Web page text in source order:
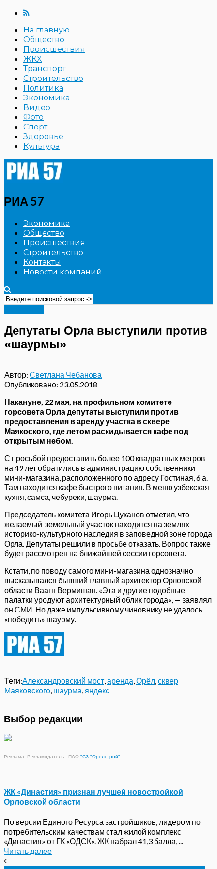
На главную
Общество
Происшествия
ЖКХ
Транспорт
Строительство
Политика
Экономика
Видео
Фото
Спорт
Здоровье
Культура
РИА 57
Экономика
Общество
Происшествия
Строительство
Контакты
Новости компаний
Депутаты Орла выступили против
«шаурмы»
Автор: Светлана Чебанова
Опубликовано: 23.05.2018
Накануне, 22 мая, на профильном комитете
горсовета Орла депутаты выступили против
предоставления в аренду участка в сквере
Маякоского, где летом раскидывается кафе под
открытым небом.
С просьбой предоставить более 100 квадратных метров
на 49 лет обратились в администрацию собственники
мини-магазина, расположенного по адресу Гостиная, 6 а.
Там находится кафе быстрого питания. В меню узбекская
кухня, самса, чебуреки, шаурма.
Председатель комитета Игорь Цуканов отметил, что
желаемый земельный участок находится на землях
историко-культурного наследия в заповедной зоне города
Орла. Депутаты решили в просьбе отказать. Вопрос также
будет рассмотрен на ближайшей сессии горсовета.
Кстати, по поводу самого мини-магазина однозначно
высказывался бывший главный архитектор Орловской
области Ваагн Вермишан. «Эта и другие подобные
палатки уродуют архитектурный облик города», — заявлял
он СМИ. Но даже импульсивному чиновнику не удалось
«победить» шаурму.
Теги:Александровский мост аренда Орёл сквер
Маяковского шаурма яндекс
Выбор редакции
Реклама. Рекламодатель - ПАО "СЗ "Орелстрой"
ЖК «Династия» признан лучшей новостройкой
Орловской области
По версии Единого Ресурса застройщиков, лидером по
потребительским качествам стал жилой комплекс
«Династия» от ГК «ОДСК». ЖК набрал 41,3 балла, ...
Читать далее